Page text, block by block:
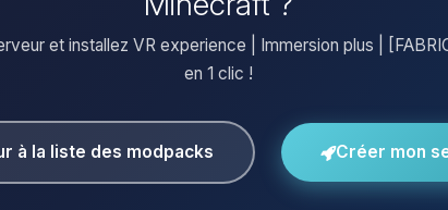
et installez VR experience | Immersion plus |
en 1 clic !
à la liste des modpacks Créer mon